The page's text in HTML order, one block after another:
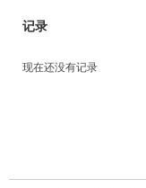
记录
现在还没有记录